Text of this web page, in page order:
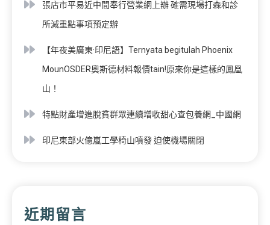
張店市平易近中間奉行營業網上辦 確需現場打森和診
所減重點事項預定辦
【年夜美廣東·印尼語】Ternyata begitulah Phoenix
MounOSDER奧斯德材料報價tain!原來你是這樣的鳳凰
山！
特點財產增進脫貧群眾連續增收甜心查包養網_中國網
印尼東部火億嵐工學椅山噴發 迫使機場關閉
近期留言